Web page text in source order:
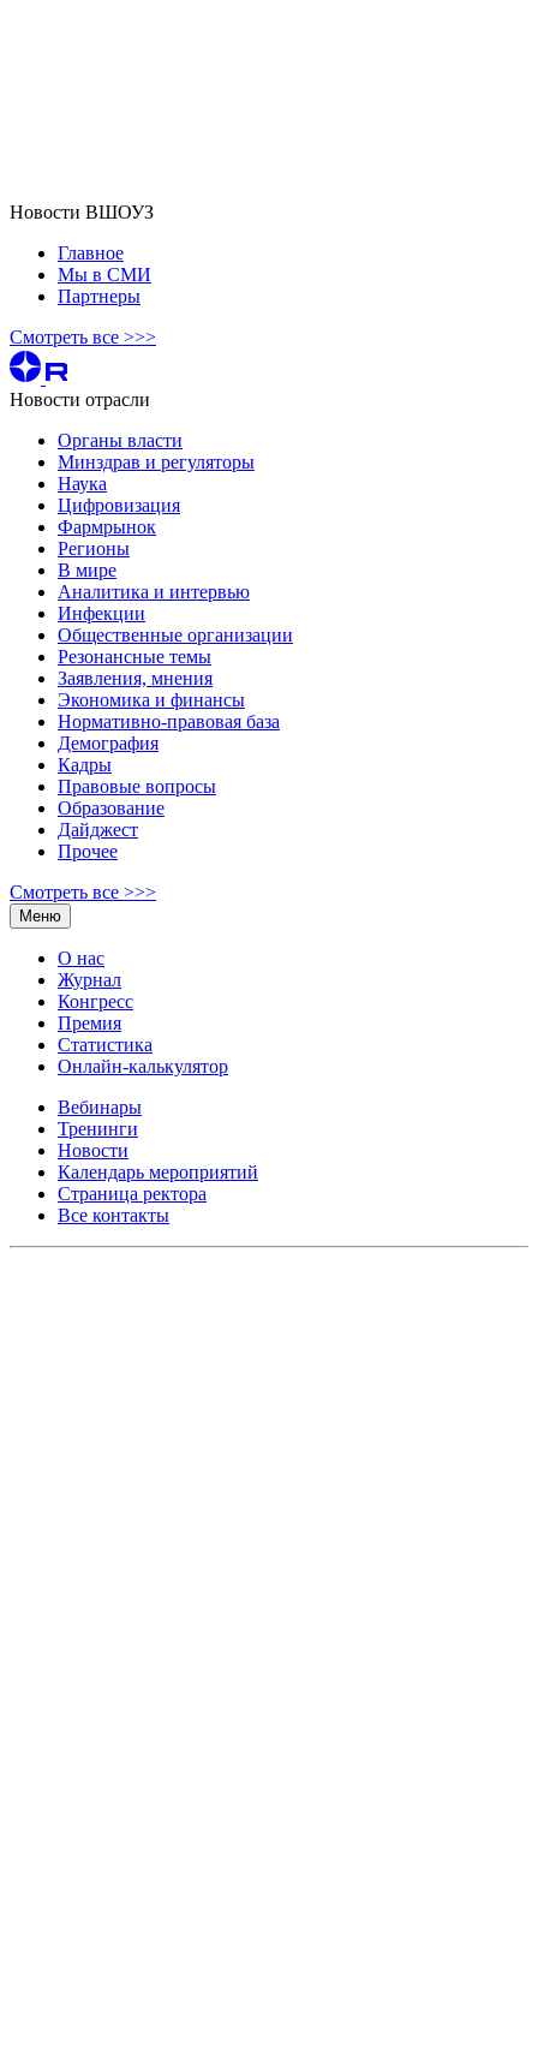
Новости ВШОУЗ
Главное
Мы в СМИ
Партнеры
Смотреть все >>>
Новости отрасли
Органы власти
Минздрав и регуляторы
Наука
Цифровизация
Фармрынок
Регионы
В мире
Аналитика и интервью
Инфекции
Общественные организации
Резонансные темы
Заявления, мнения
Экономика и финансы
Нормативно-правовая база
Демография
Кадры
Правовые вопросы
Образование
Дайджест
Прочее
Смотреть все >>>
Меню
О нас
Журнал
Конгресс
Премия
Статистика
Онлайн-калькулятор
Вебинары
Тренинги
Новости
Календарь мероприятий
Страница ректора
Все контакты